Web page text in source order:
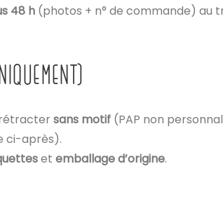
48 h (photos + n° de commande) au
sans motif (PAP non
ci-après).
et emballage d’origine.